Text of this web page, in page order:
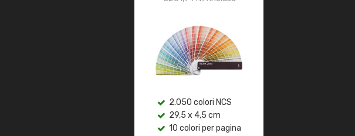
2.050 colori NCS
29,5 x 4,5 cm
10 colori per pagina